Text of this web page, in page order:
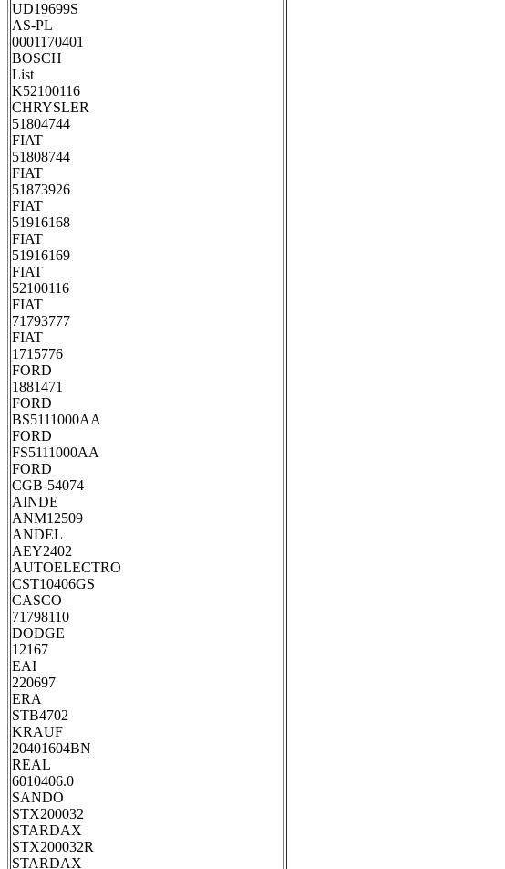
UD19699S
AS-PL
0001170401
BOSCH
List
K52100116
CHRYSLER
51804744
FIAT
51808744
FIAT
51873926
FIAT
51916168
FIAT
51916169
FIAT
52100116
FIAT
71793777
FIAT
1715776
FORD
1881471
FORD
BS5111000AA
FORD
FS5111000AA
FORD
CGB-54074
AINDE
ANM12509
ANDEL
AEY2402
AUTOELECTRO
CST10406GS
CASCO
71798110
DODGE
12167
EAI
220697
ERA
STB4702
KRAUF
20401604BN
REAL
6010406.0
SANDO
STX200032
STARDAX
STX200032R
STARDAX